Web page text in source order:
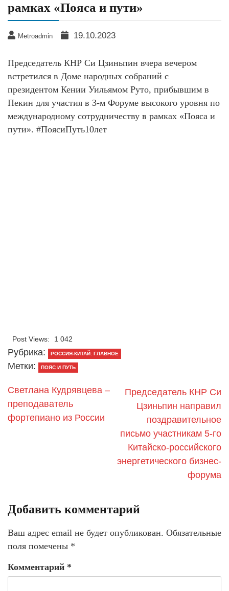
рамках «Пояса и пути»
Metroadmin 19.10.2023
Председатель КНР Си Цзиньпин вчера вечером
встретился в Доме народных собраний с
президентом Кении Уильямом Руто, прибывшим в
Пекин для участия в 3-м Форуме высокого уровня по
международному сотрудничеству в рамках «Пояса и
пути». #ПоясиПуть10лет
Post Views: 1 042
Рубрика: РОССИЯ-КИТАЙ: ГЛАВНОЕ
Метки: ПОЯС И ПУТЬ
Светлана Кудрявцева –
преподаватель
фортепиано из России
Председатель КНР Си
Цзиньпин направил
поздравительное
письмо участникам 5-го
Китайско-российского
энергетического бизнес-
форума
Добавить комментарий
Ваш адрес email не будет опубликован. Обязательные
поля помечены *
Комментарий *